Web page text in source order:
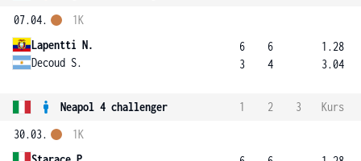
07.04.
Lapentti N.
Decoud S.
1K
6
3
6
4
1.28
3.04
Neapol 4 challenger 1 2 3
Kurs
30.03.
1K